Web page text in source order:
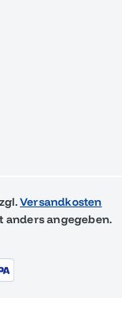
Versandkosten
angegeben.